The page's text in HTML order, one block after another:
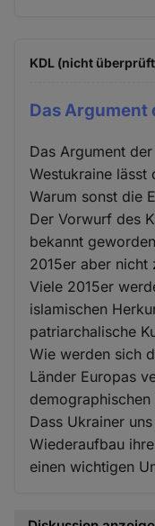
KDL (nicht
Das
Das Argument
Westukraine lässt
Warum sonst die
Der Vorwurf des
bekannt
2015er aber nicht
Viele 2015er
islamischen
patriarchalische
Wie werden sich
Länder Europas
Dass Ukrainer
Wiederaufbau
einen wichtigen